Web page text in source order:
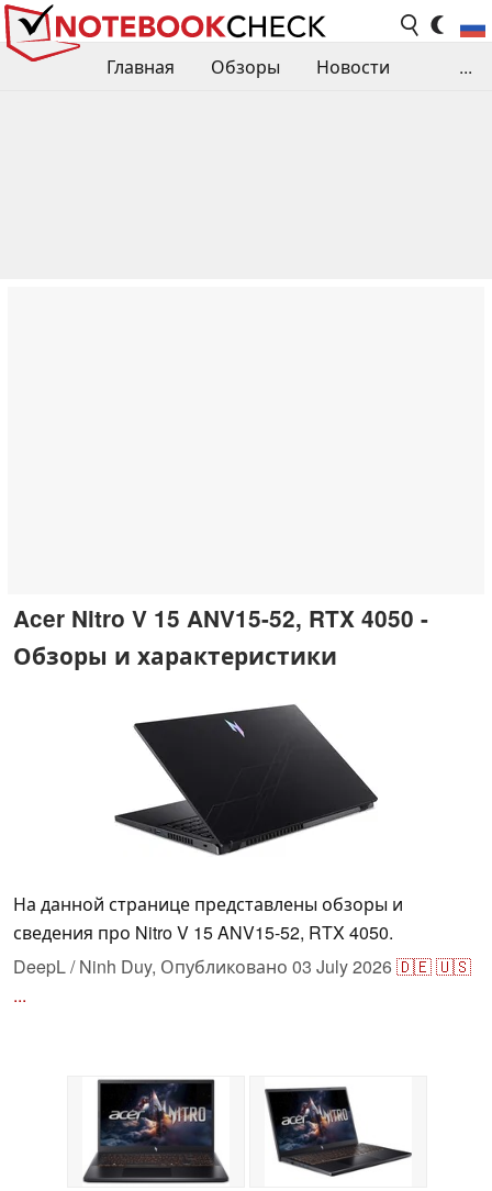
Главная Обзоры
Новости
...
Acer Nitro V 15 ANV15-52, RTX 4050 -
Обзоры и характеристики
На данной странице представлены обзоры и
сведения про Nitro V 15 ANV15-52, RTX 4050.
DeepL / Ninh Duy, Опубликовано 03 July 2026🇩🇪🇺🇸
...